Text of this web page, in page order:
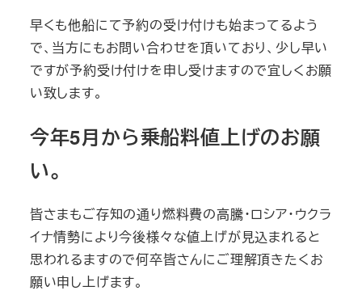
早くも他船にて予約の受け付けも始まってるよう
で、当方にもお問い合わせを頂いており、少し早い
ですが予約受け付けを申し受けますので宜しくお願
い致します。
今年5月から乗船料値上げのお願
い。
皆さまもご存知の通り燃料費の高騰・ロシア・ウクラ
イナ情勢により今後様々な値上げが見込まれると
思われるますので何卒皆さんにご理解頂きたくお
願い申し上げます。